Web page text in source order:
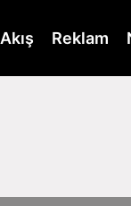
Akış Reklam